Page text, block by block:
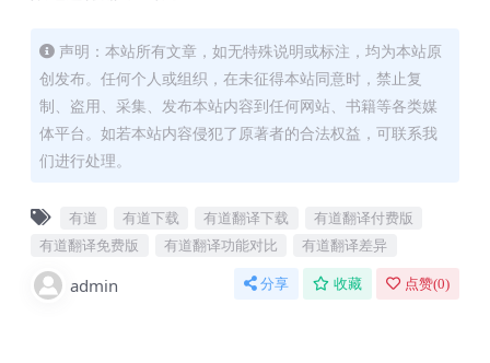
声明：本站所有文章，如无特殊说明或标注，均为本站原
创发布。任何个人或组织，在未征得本站同意时，禁止复
制、盗用、采集、发布本站内容到任何网站、书籍等各类媒
体平台。如若本站内容侵犯了原著者的合法权益，可联系我
们进行处理。
有道​ 有道下载 有道翻译下载
有道翻译付费版
有道翻译免费版
有道翻译功能对比 有道翻译差异
admin 分享 收藏 点赞(0)